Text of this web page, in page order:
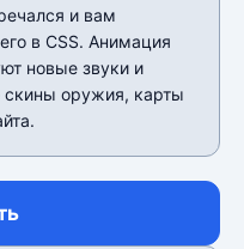
и вам
в CSS. Анимация
новые звуки и
скины оружия, карты